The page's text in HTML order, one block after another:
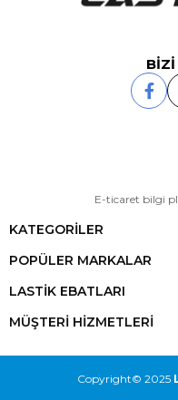
BİZİ
E-ticaret bilgi
KATEGORİLER
POPÜLER MARKALAR
LASTİK EBATLARI
MÜŞTERİ HİZMETLERİ
Copyright© 2025